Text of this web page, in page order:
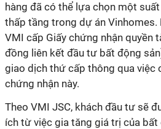
hàng đã có thể lựa chọn một
thấp tầng trong dự án
VMI cấp Giấy chứng nhận quyền
đồng liên kết đầu tư bất động
giao dịch thứ cấp thông qua việc
chứng nhận này.
Theo VMI JSC, khách đầu tư sẽ
ích từ việc gia tăng giá trị của